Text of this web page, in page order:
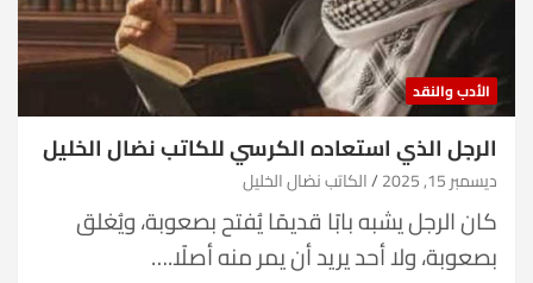
الأدب والنقد
الرجل الذي استعاده الكرسي للكاتب نضال الخليل
ديسمبر 15, 2025 الكاتب نضال الخليل
كان الرجل يشبه بابًا قديمًا يُفتح بصعوبة، ويُغلق
بصعوبة، ولا أحد يريد أن يمر منه أصلًا.…